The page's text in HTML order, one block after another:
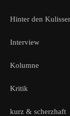
Hinter den
Interview
Kolumne
Kritik
kurz & scherzhaft